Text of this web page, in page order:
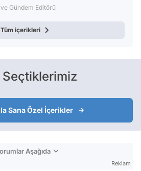
Gündem Editörü
Tüm içerikleri
Seçtiklerimiz
Sana Özel İçerikler
Aşağıda
Reklam